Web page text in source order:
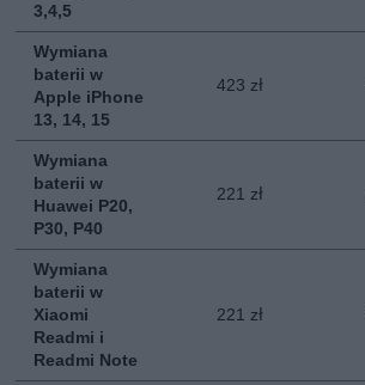
3,4,5
Wymiana
baterii w
Apple iPhone
13, 14, 15
423 zł
Wymiana
baterii w
Huawei P20,
P30, P40
221 zł
Wymiana
baterii w
Xiaomi
Readmi i
Readmi Note
221 zł